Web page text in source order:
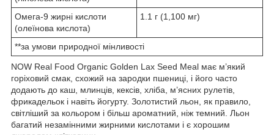
Омега-9 жирні кислоти
(олеїнова кислота)
1.1 г (1,100 мг)
**за умови природної мінливості
NOW Real Food Organic Golden Lax Seed Meal має м’який
горіховий смак, схожий на зародки пшениці, і його часто
додають до каш, млинців, кексів, хліба, м’ясних рулетів,
фрикадельок і навіть йогурту. Золотистий льон, як правило,
світліший за кольором і більш ароматний, ніж темний. Льон
багатий незамінними жирними кислотами і є хорошим